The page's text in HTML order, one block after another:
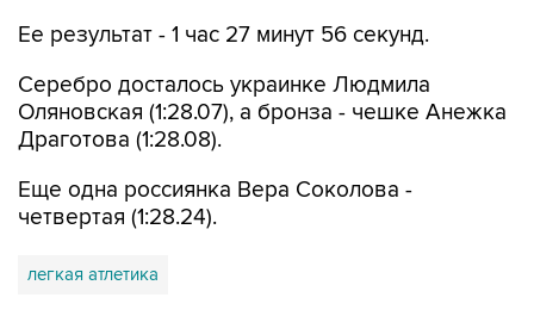
Ее результат - 1 час 27 минут 56 секунд.
Серебро досталось украинке Людмила
Оляновская (1:28.07), а бронза - чешке Анежка
Драготова (1:28.08).
Еще одна россиянка Вера Соколова -
четвертая (1:28.24).
легкая атлетика